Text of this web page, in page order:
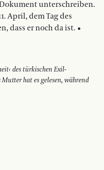
unterschreiben.
April, dem Tag des
dass er noch da ist. •
des türkischen Exil-
hat es gelesen, während